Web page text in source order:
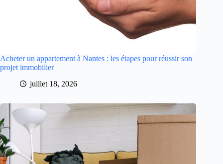
Acheter un appartement à Nantes : les étapes pour réussir son
projet immobilier
juillet 18, 2026